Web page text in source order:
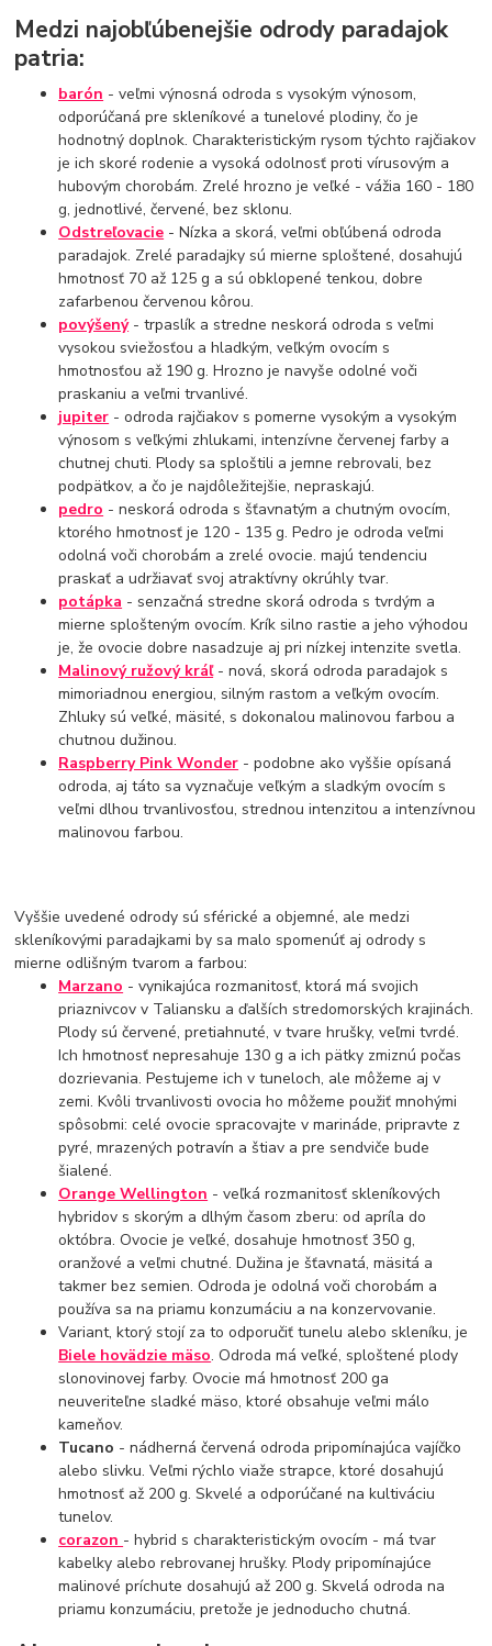
Medzi najobľúbenejšie odrody paradajok
patria:
barón - veľmi výnosná odroda s vysokým výnosom,
odporúčaná pre skleníkové a tunelové plodiny, čo je
hodnotný doplnok. Charakteristickým rysom týchto rajčiakov
je ich skoré rodenie a vysoká odolnosť proti vírusovým a
hubovým chorobám. Zrelé hrozno je veľké - vážia 160 - 180
g, jednotlivé, červené, bez sklonu.
Odstreľovacie - Nízka a skorá, veľmi obľúbená odroda
paradajok. Zrelé paradajky sú mierne sploštené, dosahujú
hmotnosť 70 až 125 g a sú obklopené tenkou, dobre
zafarbenou červenou kôrou.
povýšený- trpaslík a stredne neskorá odroda s veľmi
vysokou sviežosťou a hladkým, veľkým ovocím s
hmotnosťou až 190 g. Hrozno je navyše odolné voči
praskaniu a veľmi trvanlivé.
jupiter - odroda rajčiakov s pomerne vysokým a vysokým
výnosom s veľkými zhlukami, intenzívne červenej farby a
chutnej chuti. Plody sa sploštili a jemne rebrovali, bez
podpätkov, a čo je najdôležitejšie, nepraskajú.
pedro - neskorá odroda s šťavnatým a chutným ovocím,
ktorého hmotnosť je 120 - 135 g. Pedro je odroda veľmi
odolná voči chorobám a zrelé ovocie. majú tendenciu
praskať a udržiavať svoj atraktívny okrúhly tvar.
potápka - senzačná stredne skorá odroda s tvrdým a
mierne splošteným ovocím. Krík silno rastie a jeho výhodou
je, že ovocie dobre nasadzuje aj pri nízkej intenzite svetla.
Malinový ružový kráľ- nová, skorá odroda paradajok s
mimoriadnou energiou, silným rastom a veľkým ovocím.
Zhluky sú veľké, mäsité, s dokonalou malinovou farbou a
chutnou dužinou.
Raspberry Pink Wonder - podobne ako vyššie opísaná
odroda, aj táto sa vyznačuje veľkým a sladkým ovocím s
veľmi dlhou trvanlivosťou, strednou intenzitou a intenzívnou
malinovou farbou.
Vyššie uvedené odrody sú sférické a objemné, ale medzi
skleníkovými paradajkami by sa malo spomenúť aj odrody s
mierne odlišným tvarom a farbou:
Marzano - vynikajúca rozmanitosť, ktorá má svojich
priaznivcov v Taliansku a ďalších stredomorských krajinách.
Plody sú červené, pretiahnuté, v tvare hrušky, veľmi tvrdé.
Ich hmotnosť nepresahuje 130 g a ich pätky zmiznú počas
dozrievania. Pestujeme ich v tuneloch, ale môžeme aj v
zemi. Kvôli trvanlivosti ovocia ho môžeme použiť mnohými
spôsobmi: celé ovocie spracovajte v marináde, pripravte z
pyré, mrazených potravín a štiav a pre sendviče bude
šialené.
Orange Wellington - veľká rozmanitosť skleníkových
hybridov s skorým a dlhým časom zberu: od apríla do
októbra. Ovocie je veľké, dosahuje hmotnosť 350 g,
oranžové a veľmi chutné. Dužina je šťavnatá, mäsitá a
takmer bez semien. Odroda je odolná voči chorobám a
používa sa na priamu konzumáciu a na konzervovanie.
Variant, ktorý stojí za to odporučiť tunelu alebo skleníku, je
Biele hovädzie mäso. Odroda má veľké, sploštené plody
slonovinovej farby. Ovocie má hmotnosť 200 ga
neuveriteľne sladké mäso, ktoré obsahuje veľmi málo
kameňov.
Tucano - nádherná červená odroda pripomínajúca vajíčko
alebo slivku. Veľmi rýchlo viaže strapce, ktoré dosahujú
hmotnosť až 200 g. Skvelé a odporúčané na kultiváciu
tunelov.
corazon - hybrid s charakteristickým ovocím - má tvar
kabelky alebo rebrovanej hrušky. Plody pripomínajúce
malinové príchute dosahujú až 200 g. Skvelá odroda na
priamu konzumáciu, pretože je jednoducho chutná.